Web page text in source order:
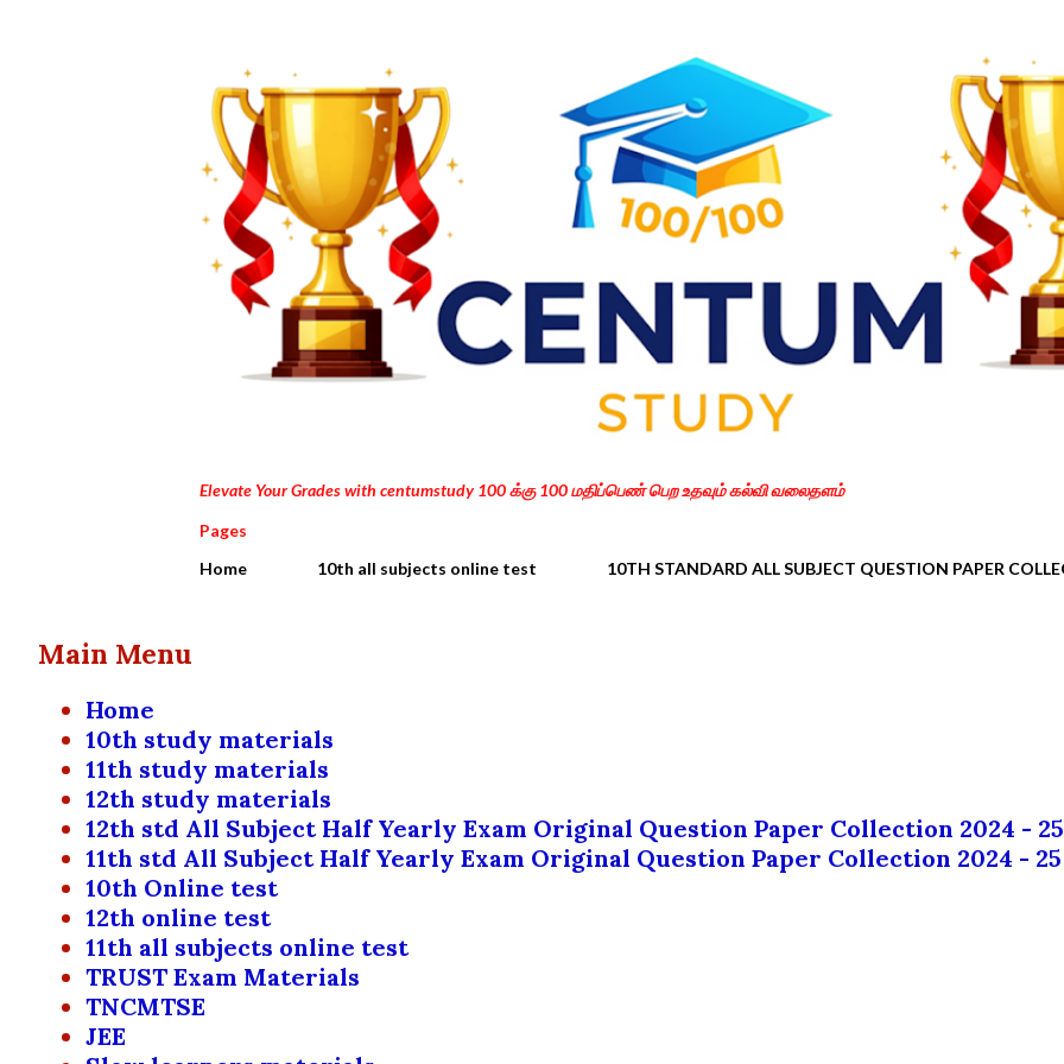
Elevate Your Grades with centumstudy 100 க்கு 100 மதிப்பெண் பெற உதவும் கல்வி வலைதளம்
Pages
Home
10th all subjects online test 10TH STANDARD ALL SUBJECT QUESTION PAPER
Main Menu
Home
10th study materials
11th study materials
12th study materials
12th std All Subject Half Yearly Exam Original Question Paper Collection 2024 - 25
11th std All Subject Half Yearly Exam Original Question Paper Collection 2024 - 25
10th Online test
12th online test
11th all subjects online test
TRUST Exam Materials
TNCMTSE
JEE